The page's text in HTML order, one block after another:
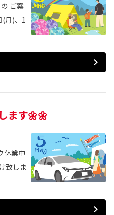
ご案
(月)、1
ます🌼🌼
休業中
致しま